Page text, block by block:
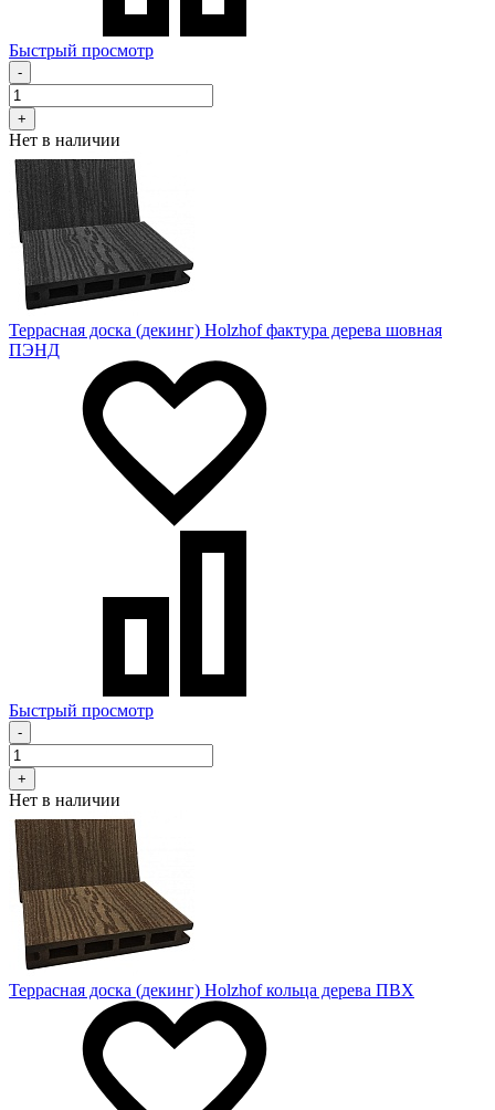
Быстрый просмотр
-
+
Нет в наличии
Террасная доска (декинг) Holzhof фактура дерева шовная
ПЭНД
Быстрый просмотр
-
+
Нет в наличии
Террасная доска (декинг) Holzhof кольца дерева ПВХ